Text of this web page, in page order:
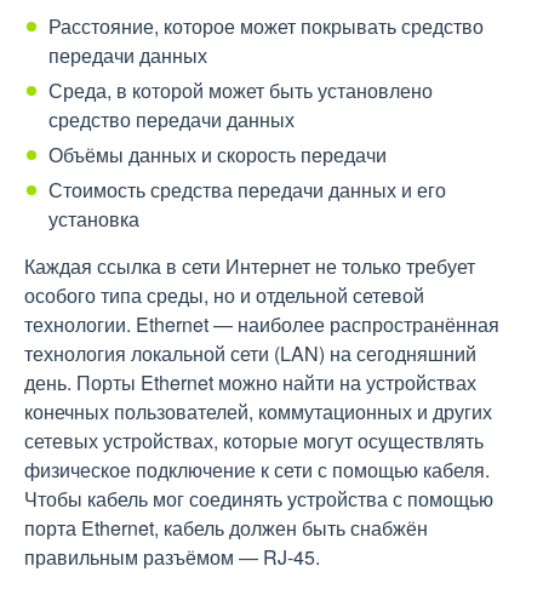
Расстояние, которое может покрывать средство
передачи данных
Среда, в которой может быть установлено
средство передачи данных
Объёмы данных и скорость передачи
Стоимость средства передачи данных и его
установка
Каждая ссылка в сети Интернет не только требует
особого типа среды, но и отдельной сетевой
технологии. Ethernet — наиболее распространённая
технология локальной сети (LAN) на сегодняшний
день. Порты Ethernet можно найти на устройствах
конечных пользователей, коммутационных и других
сетевых устройствах, которые могут осуществлять
физическое подключение к сети с помощью кабеля.
Чтобы кабель мог соединять устройства с помощью
порта Ethernet, кабель должен быть снабжён
правильным разъёмом — RJ-45.